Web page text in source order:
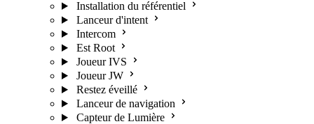
Installation du référentiel
Lanceur d'intent
Intercom
Est Root
Joueur IVS
Joueur JW
Restez éveillé
Lanceur de navigation
Capteur de Lumière